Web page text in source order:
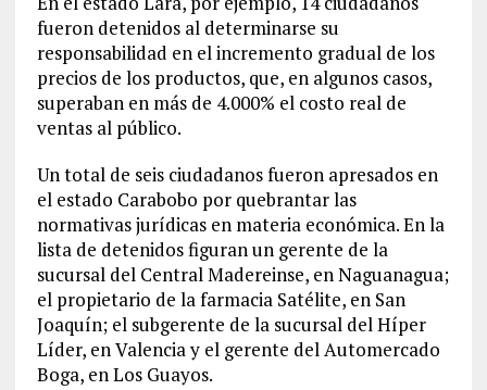
fueron detenidos al determinarse su
responsabilidad en el incremento gradual de los
precios de los productos, que, en algunos casos,
superaban en más de 4.000% el costo real de
ventas al público.
Un total de seis ciudadanos fueron apresados en
el estado Carabobo por quebrantar las
normativas jurídicas en materia económica. En la
lista de detenidos figuran un gerente de la
sucursal del Central Madereinse, en Naguanagua;
el propietario de la farmacia Satélite, en San
Joaquín; el subgerente de la sucursal del Híper
Líder, en Valencia y el gerente del Automercado
Boga, en Los Guayos.